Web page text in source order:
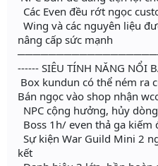
Các Even đều rớt ngọc
Wing và các nguyên liệu
nâng cấp sức mạnh
------ SIÊU TÍNH NĂNG NỔI
Box kundun có thể ném ra
Bán ngọc vào shop nhận
NPC cộng hưởng, hủy
Boss 1h/ even thả ga kiếm
Sự kiện War Guild Mini 2
kết